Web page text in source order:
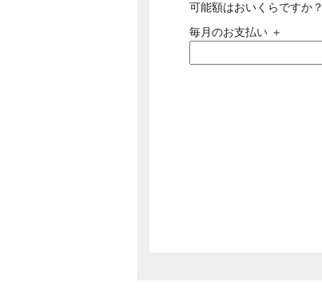
可能額はおいくらですか？
毎月のお支払い ＋